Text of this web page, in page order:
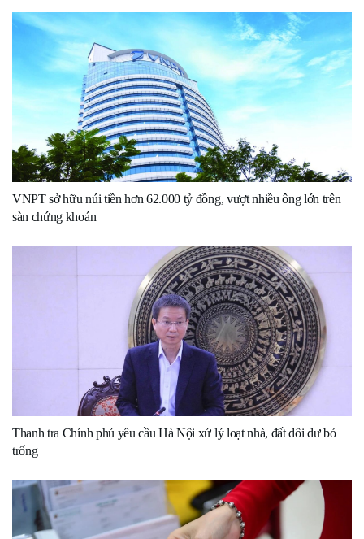
VNPT sở hữu núi tiền hơn 62.000 tỷ đồng, vượt nhiều ông lớn trên
sàn chứng khoán
Thanh tra Chính phủ yêu cầu Hà Nội xử lý loạt nhà, đất dôi dư bỏ
trống